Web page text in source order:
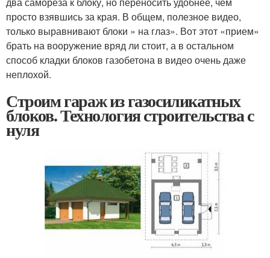
просто взявшись за края. В общем, полезное видео,
только выравнивают блоки » на глаз». Вот этот «прием»
брать на вооружение вряд ли стоит, а в остальном
способ кладки блоков газобетона в видео очень даже
неплохой.
Строим гараж из газосиликатных
блоков. Технология строительства с
нуля